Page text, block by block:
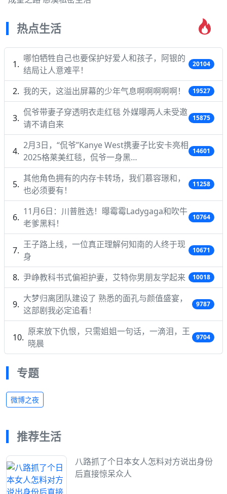
热点生活
哪怕牺牲自己也要保护好爱人和孩子，阿银的
结局让人意难平！
20104
我的天，这溢出屏幕的少年气息啊啊啊啊啊！ 19527
侃爷带妻子穿透明衣走红毯 外媒曝两人未受邀
请不请自来
15875
2月3日，“侃爷”Kanye West携妻子比安卡亮相
2025格莱美红毯，侃爷一身黑…
14601
其他角色拥有的内存卡转场，我们慕容璟和，
也必须要有！
11258
11月6日：川普胜选！曝霉霉Ladygaga和吹牛
老爹黑料！
10764
王子路上线，一位真正理解何知南的人终于现
身
10671
尹峥教科书式偏袒护妻，艾特你男朋友学起来 10018
大梦归离团队建设了 熟悉的面孔与颜值盛宴，
这部剧我必定追看！
9787
原来放下仇恨，只需姐姐一句话，一滴泪，王
晓晨
9704
专题
微博之夜
推荐生活
八路抓了个日本女人怎料对方说出身份
后直接惊呆众人